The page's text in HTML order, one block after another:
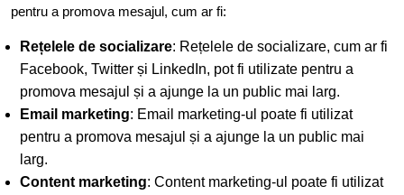
pentru a promova mesajul, cum ar fi:
Rețelele de socializare: Rețelele de socializare, cum ar fi
Facebook, Twitter și LinkedIn, pot fi utilizate pentru a
promova mesajul și a ajunge la un public mai larg.
Email marketing: Email marketing-ul poate fi utilizat
pentru a promova mesajul și a ajunge la un public mai
larg.
Content marketing: Content marketing-ul poate fi utilizat